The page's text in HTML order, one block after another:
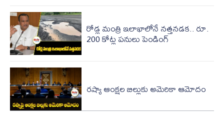
రోడ్ల మంత్రి ఇలాఖాలోనే నత్తనడక.. రూ.
200 కోట్ల పనులు పెండింగ్
రష్యా ఆంక్షల బిల్లుకు అమెరికా ఆమోదం